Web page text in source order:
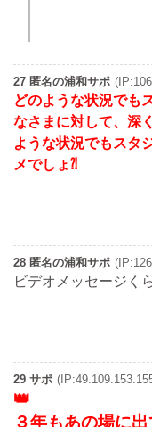
27 匿名の浦和サポ
どのような状況でも
なさまに対して、深
ような状況でもスタ
メでしょ⁈
28 匿名の浦和サポ
ビデオメッセージく
29 サポ
３年もあの場に